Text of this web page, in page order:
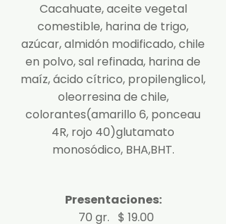
Cacahuate, aceite vegetal
comestible, harina de trigo,
azúcar, almidón modificado, chile
en polvo, sal refinada, harina de
maíz, ácido cítrico, propilenglicol,
oleorresina de chile,
colorantes(amarillo 6, ponceau
4R, rojo 40)glutamato
monosódico, BHA,BHT.
Presentaciones:
70 gr. $ 19.00